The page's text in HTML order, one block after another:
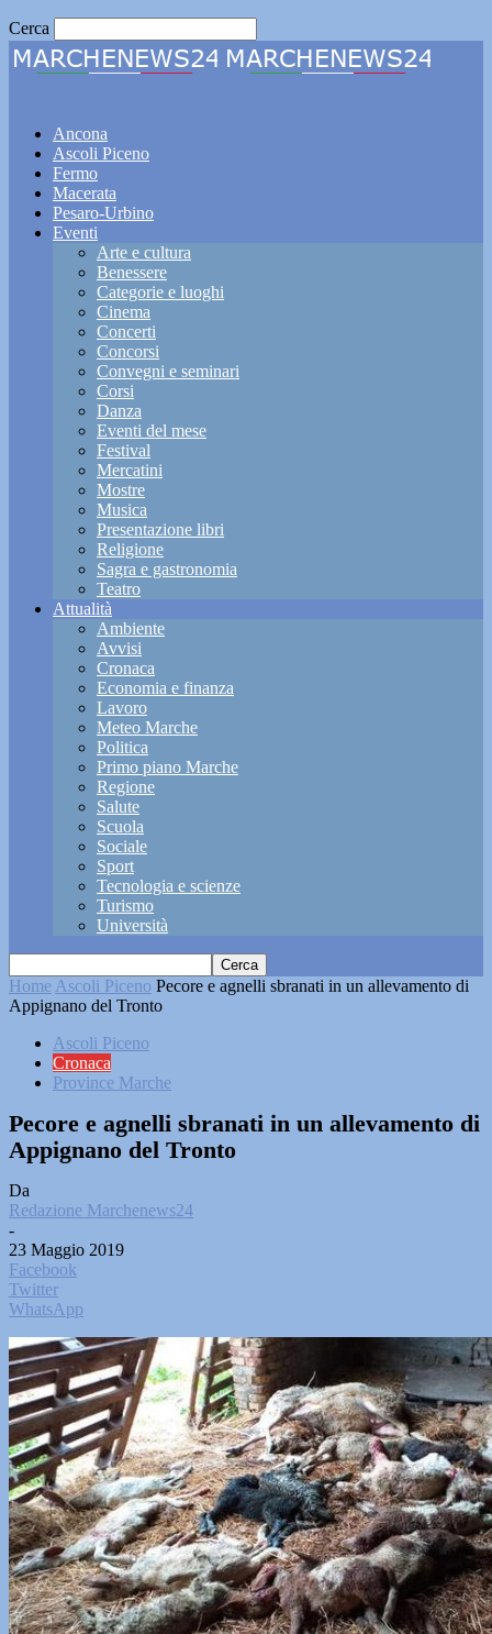
Cerca
Ancona
Ascoli Piceno
Fermo
Macerata
Pesaro-Urbino
Eventi
Arte e cultura
Benessere
Categorie e luoghi
Cinema
Concerti
Concorsi
Convegni e seminari
Corsi
Danza
Eventi del mese
Festival
Mercatini
Mostre
Musica
Presentazione libri
Religione
Sagra e gastronomia
Teatro
Attualità
Ambiente
Avvisi
Cronaca
Economia e finanza
Lavoro
Meteo Marche
Politica
Primo piano Marche
Regione
Salute
Scuola
Sociale
Sport
Tecnologia e scienze
Turismo
Università
Home Ascoli Piceno Pecore e agnelli sbranati in un allevamento di
Appignano del Tronto
Ascoli Piceno
Cronaca
Province Marche
Pecore e agnelli sbranati in un allevamento di
Appignano del Tronto
Da
Redazione Marchenews24
-
23 Maggio 2019
Facebook
Twitter
WhatsApp